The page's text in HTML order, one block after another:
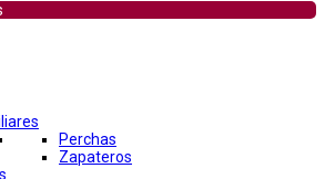
Perchas
Zapateros